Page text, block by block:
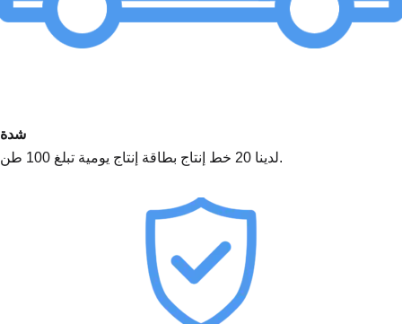
شدة
لدينا 20 خط إنتاج بطاقة إنتاج يومية تبلغ 100 طن.